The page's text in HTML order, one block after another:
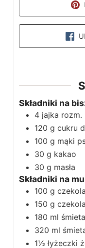
Składniki na
4 jajka rozm.
120 g cukru
100 g mąki
30 g kakao
30 g masła
Składniki na
100 g
150 g
180 ml
320 ml
1½ łyżeczki